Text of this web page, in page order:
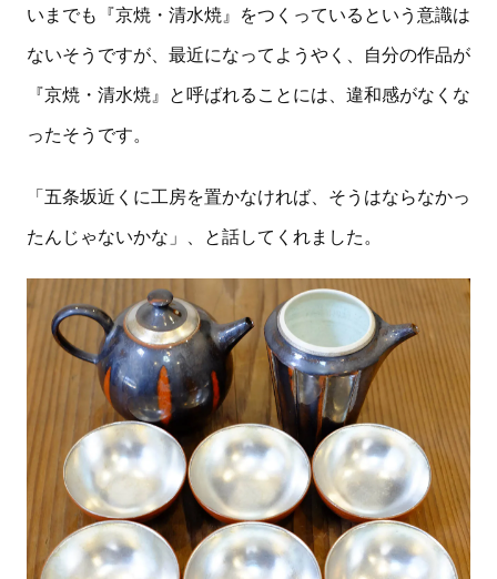
いまでも『京焼・清水焼』をつくっているという意識は
ないそうですが、最近になってようやく、自分の作品が
『京焼・清水焼』と呼ばれることには、違和感がなくな
ったそうです。
「五条坂近くに工房を置かなければ、そうはならなかっ
たんじゃないかな」、と話してくれました。